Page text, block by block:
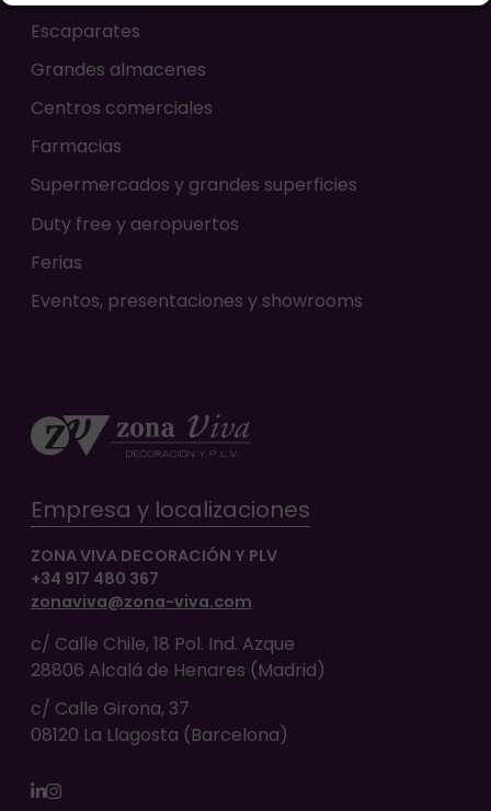
Escaparates
Grandes almacenes
Centros comerciales
Farmacias
Supermercados y grandes superficies
Duty free y aeropuertos
Ferias
Eventos, presentaciones y showrooms
Empresa y localizaciones
ZONA VIVA DECORACIÓN Y PLV
+34 917 480 367
zonaviva@zona-viva.com
c/ Calle Chile, 18 Pol. Ind. Azque
28806 Alcalá de Henares (Madrid)
c/ Calle Girona, 37
08120 La Llagosta (Barcelona)
LinkedIn
Instagram